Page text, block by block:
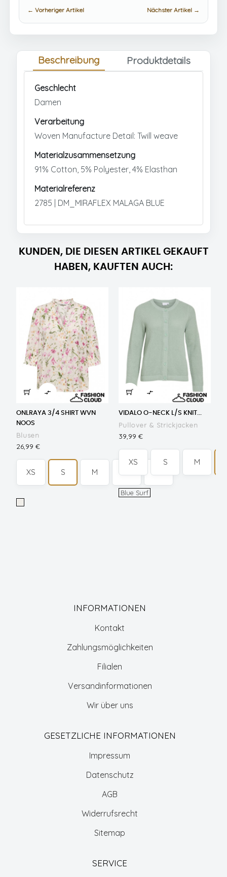
← Vorheriger Artikel Nächster Artikel →
Beschreibung Produktdetails
Geschlecht
Damen
Verarbeitung
Woven Manufacture Detail: Twill weave
Materialzusammensetzung
91% Cotton, 5% Polyester, 4% Elasthan
Materialreferenz
2785 | DM_MIRAFLEX MALAGA BLUE
KUNDEN, DIE DIESEN ARTIKEL GEKAUFT
HABEN, KAUFTEN AUCH:

ONLRAYA 3/4 SHIRT WVN
NOOS
Blusen
Preis
26,99 €
XS S M

VIDALO O-NECK L/S KNIT...
Pullover & Strickjacken
Preis
39,99 €
XS S M
Blue Surf
INFORMATIONEN
Kontakt
Zahlungsmöglichkeiten
Filialen
Versandinformationen
Wir über uns
GESETZLICHE INFORMATIONEN
Impressum
Datenschutz
AGB
Widerrufsrecht
Sitemap
SERVICE